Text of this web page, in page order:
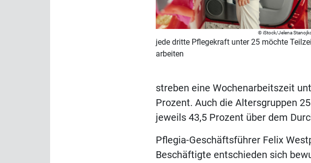
iStock/Jelena
jede dritte Pflegekraft unter 25 möchte
arbeiten
streben eine Wochenarbeitszeit
Prozent. Auch die Altersgruppen
jeweils 43,5 Prozent über dem
Pflegia-Geschäftsführer Felix
Beschäftigte entschieden sich